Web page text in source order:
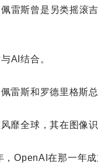
雷斯曾是另类摇滚
AI结合。
雷斯和罗德里格斯
靡全球，其在图像
OpenAI在那一年